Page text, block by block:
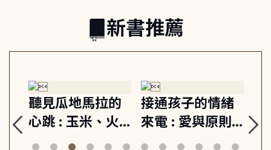
新書推薦
聽見瓜地馬拉的
心跳 : 玉米、火
山與信仰, 外交官
接通孩子的情緒
來電 : 愛與原則,
建立教養的安定
關